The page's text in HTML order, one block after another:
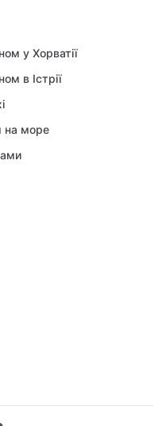
у Хорватії
в Істрії
на море